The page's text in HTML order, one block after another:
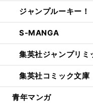
ジャンプルーキー！
S-MANGA
集英社ジャンプリミ
集英社コミック文庫
青年マンガ